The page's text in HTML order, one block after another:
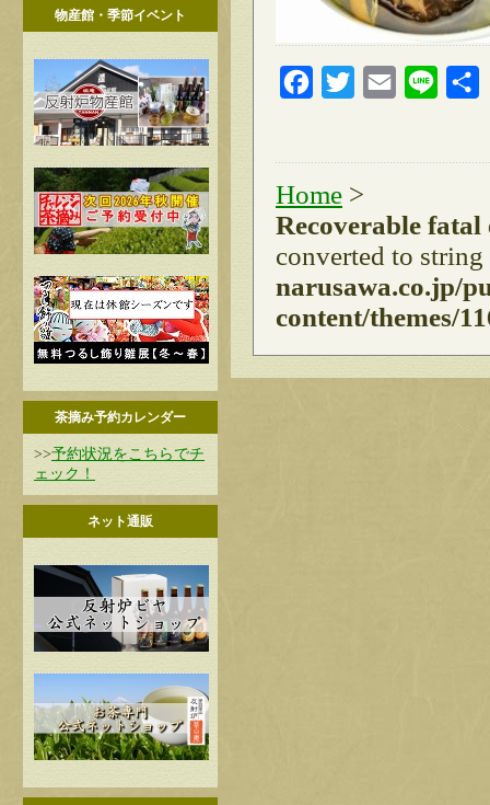
物産館・季節イベント
茶摘み予約カレンダー
>>予約状況をこちらでチ
ェック！
ネット通販
FacebookTwitter Email Line
Home >
Recoverable
converted to
narusawa.co.jp/
content/themes/